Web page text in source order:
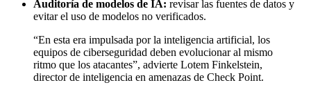
Auditoría de modelos de IA: revisar las fuentes de datos y
evitar el uso de modelos no verificados.
“En esta era impulsada por la inteligencia artificial, los
equipos de ciberseguridad deben evolucionar al mismo
ritmo que los atacantes”, advierte Lotem Finkelstein,
director de inteligencia en amenazas de Check Point.